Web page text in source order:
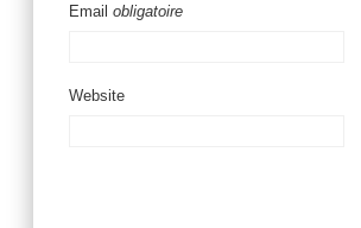
Email obligatoire
Website